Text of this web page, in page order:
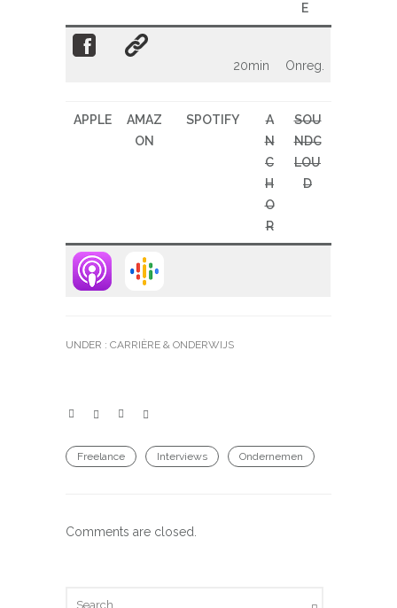
E
20min Onreg.
APPLE
AMAZ
ON
SPOTIFY
A
N
C
H
O
R
SOU
NDC
LOU
D
UNDER : CARRIÈRE & ONDERWIJS
Freelance Interviews Ondernemen
Comments are closed.